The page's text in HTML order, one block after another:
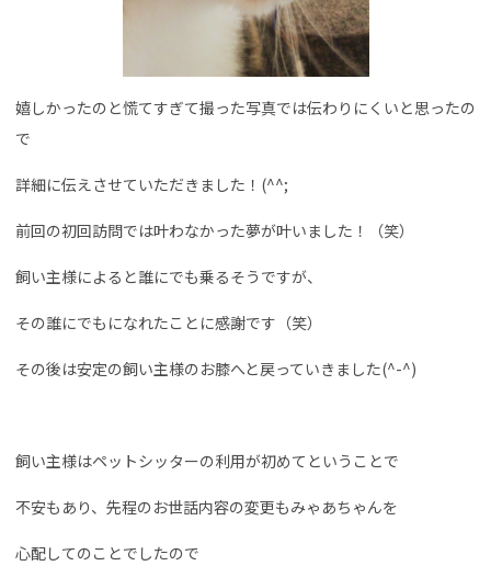
嬉しかったのと慌てすぎて撮った写真では伝わりにくいと思ったの
で
詳細に伝えさせていただきました！(^^;
前回の初回訪問では叶わなかった夢が叶いました！（笑）
飼い主様によると誰にでも乗るそうですが、
その誰にでもになれたことに感謝です（笑）
その後は安定の飼い主様のお膝へと戻っていきました(^-^)
飼い主様はペットシッターの利用が初めてということで
不安もあり、先程のお世話内容の変更もみゃあちゃんを
心配してのことでしたので